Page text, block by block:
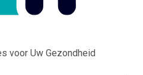
voor Uw Gezondheid